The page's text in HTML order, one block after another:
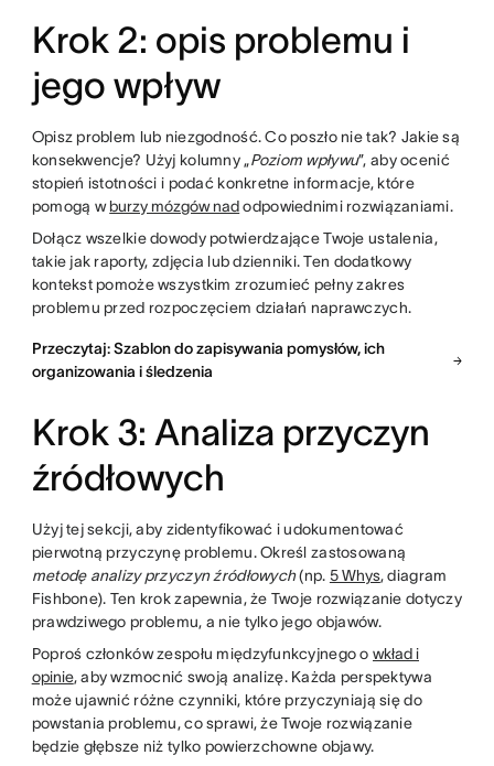
Krok 2: opis problemu i
jego wpływ
Opisz problem lub niezgodność. Co poszło nie tak? Jakie są
konsekwencje? Użyj kolumny „Poziom wpływu”, aby ocenić
stopień istotności i podać konkretne informacje, które
pomogą wburzy mózgów nadodpowiednimi rozwiązaniami.
Dołącz wszelkie dowody potwierdzające Twoje ustalenia,
takie jak raporty, zdjęcia lub dzienniki. Ten dodatkowy
kontekst pomoże wszystkim zrozumieć pełny zakres
problemu przed rozpoczęciem działań naprawczych.
Przeczytaj: Szablon do zapisywania pomysłów, ich
organizowania i śledzenia
Krok 3: Analiza przyczyn
źródłowych
Użyj tej sekcji, aby zidentyfikować i udokumentować
pierwotną przyczynę problemu. Określ zastosowaną
metodę analizy przyczyn źródłowych(np. 5 Whys, diagram
Fishbone). Ten krok zapewnia, że Twoje rozwiązanie dotyczy
prawdziwego problemu, a nie tylko jego objawów.
Poproś członków zespołu międzyfunkcyjnego o wkład i
opinie, aby wzmocnić swoją analizę. Każda perspektywa
może ujawnić różne czynniki, które przyczyniają się do
powstania problemu, co sprawi, że Twoje rozwiązanie
będzie głębsze niż tylko powierzchowne objawy.